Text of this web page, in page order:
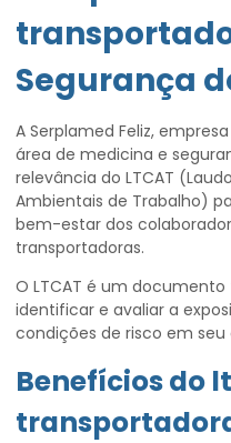
Segurança
A Serplamed Feliz,
área de medicina e
relevância do LTCAT
Ambientais de Trabalho)
bem-estar dos
transportadoras.
O LTCAT é um
identificar e avaliar a
condições de risco em
Benefícios do